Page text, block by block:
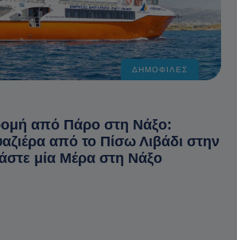
ΔΗΜΟΦΙΛΈΣ
από Πάρο στη Νάξο:
από το Πίσω Λιβάδι στην
μία Μέρα στη Νάξο